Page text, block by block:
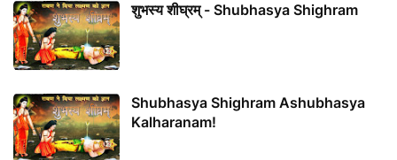
शुभस्य शीघ्रम् - Shubhasya Shighram
Shubhasya Shighram Ashubhasya
Kalharanam!